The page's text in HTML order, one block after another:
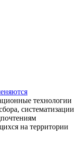
технологии
систематизации
на территории